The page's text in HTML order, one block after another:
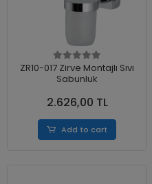
ZR10-017 Zirve Montajlı Sıvı
Sabunluk
2.626,00 TL
Add to cart